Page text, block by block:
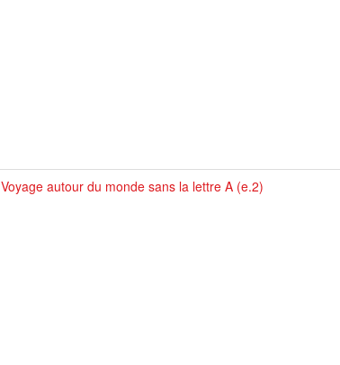
Voyage autour du monde sans la lettre A (e.2)